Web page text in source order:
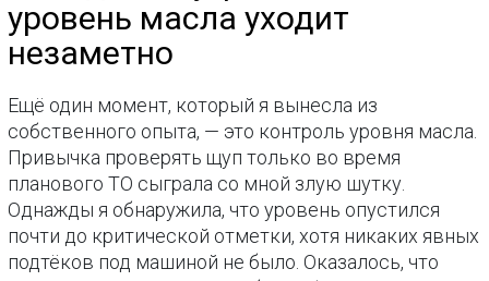
уровень масла уходит
незаметно
Ещё один момент, который я вынесла из
собственного опыта, — это контроль уровня масла.
Привычка проверять щуп только во время
планового ТО сыграла со мной злую шутку.
Однажды я обнаружила, что уровень опустился
почти до критической отметки, хотя никаких явных
подтёков под машиной не было. Оказалось, что